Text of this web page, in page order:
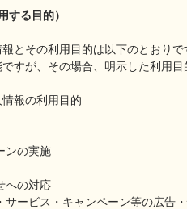
する目的）
とその利用目的は以下のとおり
すが、その場合、明示した利用
情報の利用目的
ンの実施
への対応
ービス・キャンペーン等の広告・